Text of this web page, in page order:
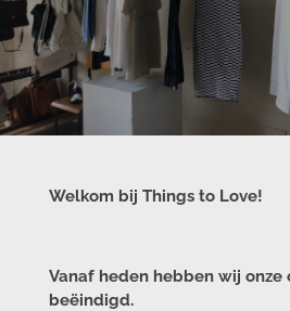
Welkom bij Things to Love!
Vanaf heden hebben wij
beëindigd.